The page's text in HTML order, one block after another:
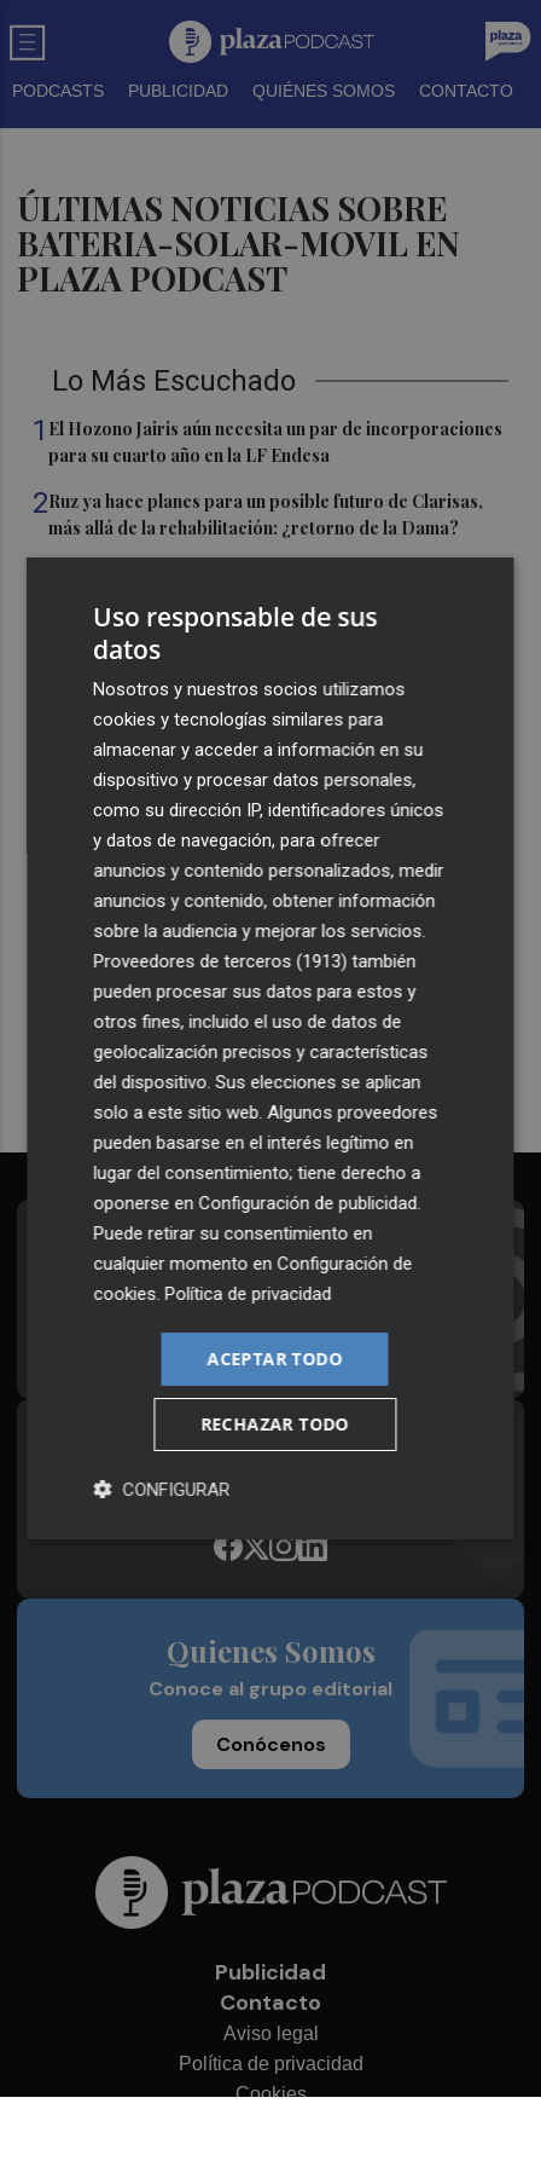
PODCASTS PUBLICIDAD QUIÉNES SOMOS CONTACTO
ÚLTIMAS NOTICIAS SOBRE
BATERIA-SOLAR-MOVIL EN
PLAZA PODCAST
Lo Más Escuchado
1 El Hozono Jairis aún necesita un par de incorporaciones
para su cuarto año en la LF Endesa
2Ruz ya hace planes para un posible futuro de Clarisas,
más allá de la rehabilitación: ¿retorno de la Dama?
Castelló apuesta por convertir el eclipse en un referente
El Villarreal anuncia a sus seis capitanes: Gerard
Moreno, Foyth, Comesaña, Ayoze, Cardona y Logan
Costa
Recibe toda la actualidad de
Plaza Podcast en tu correo
Quiero suscribirme
Suscríbete al Boletín
Todos los días a primera hora en tu email
Síguenos en redes
Plaza Podcast, desde cualquier medio
Quienes Somos
Conoce al grupo editorial
Conócenos
Publicidad
Contacto
Aviso legal
Política de privacidad
Cookies
Uso responsable de sus
datos
Nosotros y nuestros socios utilizamos
cookies y tecnologías similares para
almacenar y acceder a información en su
dispositivo y procesar datos personales,
como su dirección IP, identificadores únicos
y datos de navegación, para ofrecer
anuncios y contenido personalizados, medir
anuncios y contenido, obtener información
sobre la audiencia y mejorar los servicios.
Proveedores de terceros (1913) también
pueden procesar sus datos para estos y
otros fines, incluido el uso de datos de
geolocalización precisos y características
del dispositivo. Sus elecciones se aplican
solo a este sitio web. Algunos proveedores
pueden basarse en el interés legítimo en
lugar del consentimiento; tiene derecho a
oponerse enConfiguración de publicidad.
Puede retirar su consentimiento en
cualquier momento enConfiguración de
cookies.Política de privacidad
ACEPTAR TODO
RECHAZAR TODO
CONFIGURAR